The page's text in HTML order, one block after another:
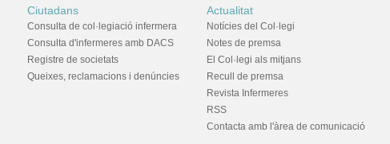
Ciutadans
Consulta de col·legiació infermera
Consulta d'infermeres amb DACS
Registre de societats
Queixes, reclamacions i denúncies
Actualitat
Notícies del Col·legi
Notes de premsa
El Col·legi als mitjans
Recull de premsa
Revista Infermeres
RSS
Contacta amb l'àrea de comunicació